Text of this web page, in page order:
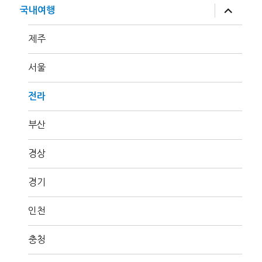
뉴
확
장
국내여행
위
메
장
제주
서울
전라
부산
경상
경기
인천
충청